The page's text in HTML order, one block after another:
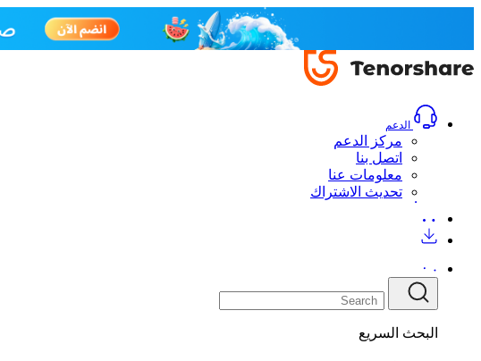
الدعم
مركز الدعم
اتصل بنا
معلومات عنا
تحديث الاشتراك
البحث السريع